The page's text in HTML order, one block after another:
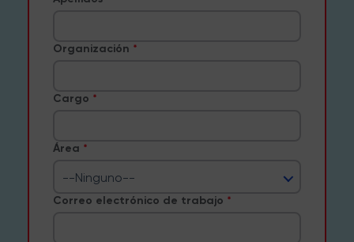
Organización
Cargo
Área
--Ninguno--
Correo electrónico de trabajo